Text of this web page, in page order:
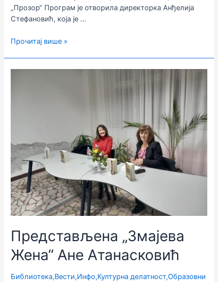
„Прозор“ Програм је отворила директорка Анђелија
Стефановић, која је …
ПРЕДСТАВЉЕНИ
Прочитај више »
Представљена „Змајева
Жена“ Ане Атанасковић
Библиотека,Вести,Инфо,Културна делатност,Образовни